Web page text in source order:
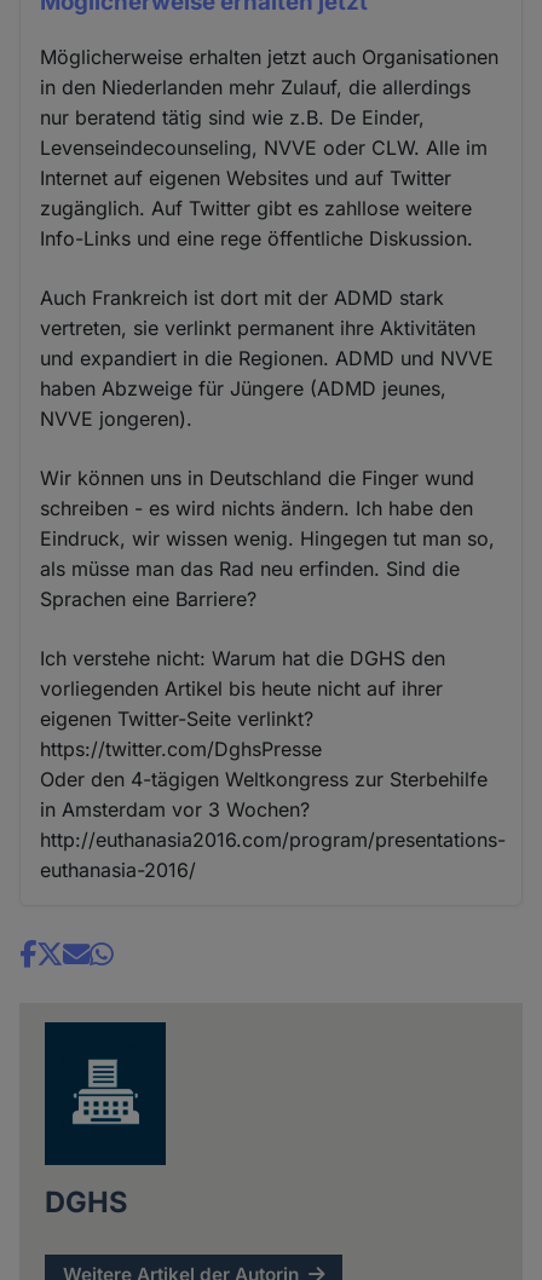
Möglicherweise erhalten jetzt auch Organisationen
in den Niederlanden mehr Zulauf, die allerdings
nur beratend tätig sind wie z.B. De Einder,
Levenseindecounseling, NVVE oder CLW. Alle im
Internet auf eigenen Websites und auf Twitter
zugänglich. Auf Twitter gibt es zahllose weitere
Info-Links und eine rege öffentliche Diskussion.
Auch Frankreich ist dort mit der ADMD stark
vertreten, sie verlinkt permanent ihre Aktivitäten
und expandiert in die Regionen. ADMD und NVVE
haben Abzweige für Jüngere (ADMD jeunes,
NVVE jongeren).
Wir können uns in Deutschland die Finger wund
schreiben - es wird nichts ändern. Ich habe den
Eindruck, wir wissen wenig. Hingegen tut man so,
als müsse man das Rad neu erfinden. Sind die
Sprachen eine Barriere?
Ich verstehe nicht: Warum hat die DGHS den
vorliegenden Artikel bis heute nicht auf ihrer
eigenen Twitter-Seite verlinkt?
https://twitter.com/DghsPresse
Oder den 4-tägigen Weltkongress zur Sterbehilfe
in Amsterdam vor 3 Wochen?
http://euthanasia2016.com/program/presentations-
euthanasia-2016/
Share
DGHS
Weitere Artikel der Autorin